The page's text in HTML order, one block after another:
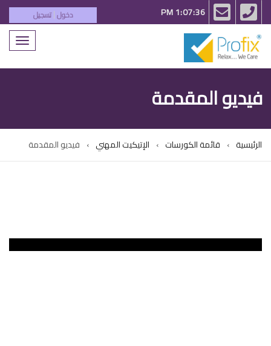
phone
email
1:07:36 PM دخول تسجيل
Toggle
فيديو المقدمة
الرئيسية قائمة الكورسات الإتيكيت المهني فيديو المقدمة